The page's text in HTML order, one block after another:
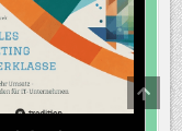
TO
TOP